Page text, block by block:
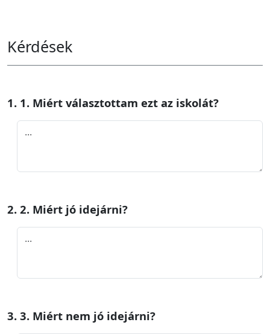
Kérdések
1. 1. Miért választottam ezt az iskolát?
2. 2. Miért jó idejárni?
3. 3. Miért nem jó idejárni?